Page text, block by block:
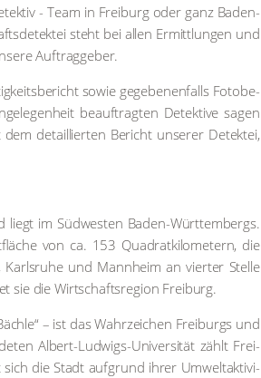
- Team in Frei­burg oder ganz Baden-
steht bei allen Ermitt­lun­gen und
Auf­trag­ge­ber.
sowie gege­be­nen­falls Foto­be­
beauf­trag­ten Detek­ti­ve sagen
detail­lier­ten Bericht unse­rer Detek­tei,
im Süd­wes­ten Baden-Würt­tem­bergs.
von ca. 153 Qua­drat­ki­lo­me­tern, die
und Mann­heim an vier­ter Stel­le
sie die Wirt­schafts­re­gi­on Frei­burg.
– ist das Wahr­zei­chen Frei­burgs und
Albert-Lud­wigs-Uni­ver­si­tät zählt Frei­
die Stadt auf­grund ihrer Umwelt­ak­ti­vi­